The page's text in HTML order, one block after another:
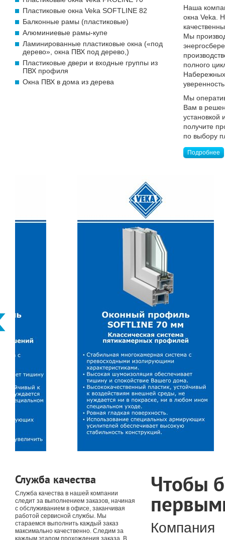
Пластиковые окна Veka SOFTLINE 82
Балконные рамы (пластиковые)
Алюминиевые рамы-купе
Ламинированные пластиковые окна («под
дерево», окна ПВХ под дерево,)
Пластиковые двери и входные группы из
ПВХ профиля
Окна ПВХ в дома из дерева
Наша
окна Veka.
Мы
полного
Мы
Вам в
установкой
получите
по выбору
Подробнее
Служба качества
Служба качества в нашей компании
следит за выполнением заказов, начиная
с обслуживанием в офисе, заканчивая
работой сервисной службы. Мы
стараемся выполнить каждый заказ
максимально качественно. Следим за
каждым этапом прохождения заказа. В
Чтобы
Компания